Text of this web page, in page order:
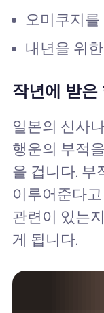
오미쿠지
내년을 위
작년에 받은
일본의 신사
행운의 부적
을 겁니다. 부
이루어준다
관련이 있는
게 됩니다.